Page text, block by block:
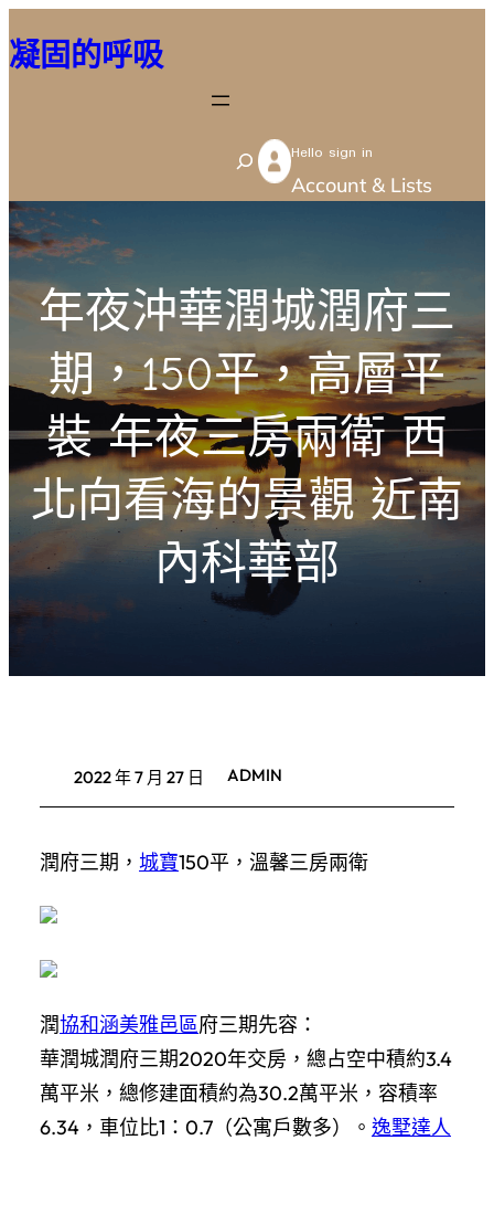
至
容
凝固的呼吸
S
e
c
h
Hello sign in
Account & Lists
年夜沖華潤城潤府三
期，150平，高層平
裝 年夜三房兩衛 西
北向看海的景觀 近南
內科華部
2022 年 7 月 27 日 ADMIN
潤府三期， 城寶150平，溫馨三房兩衛
潤協和涵美雅邑區府三期先容：
華潤城潤府三期2020年交房，總占空中積約3.4
萬平米，總修建面積約為30.2萬平米，容積率
6.34，車位比1：0.7（公寓戶數多）。 逸墅達人